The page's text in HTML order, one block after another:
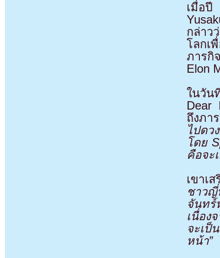
เมื่อปี
กล่าว
โลกเ
ภารกิ
Elon
ในวัน
Dear
ถึงภา
ไปด
โดย
คือจะ
เขาเ
ชาว
จันท
เนื่อง
จะเป็
หน้า”